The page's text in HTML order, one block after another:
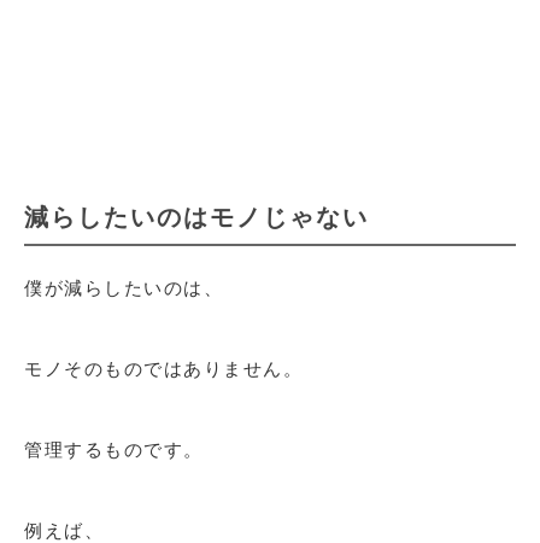
減らしたいのはモノじゃない
僕が減らしたいのは、
モノそのものではありません。
管理するものです。
例えば、